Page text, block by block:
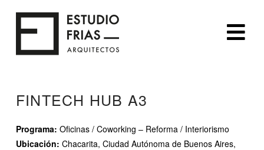
FINTECH HUB A3
Programa: Oficinas / Coworking – Reforma / Interiorismo
Ubicación: Chacarita, Ciudad Autónoma de Buenos Aires,